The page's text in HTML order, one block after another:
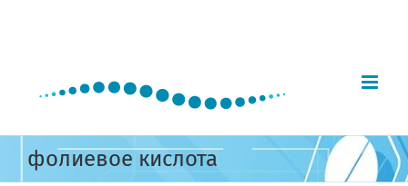
фолиевое кислота